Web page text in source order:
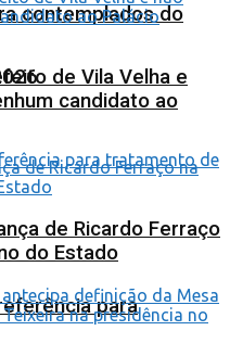
contemplados do
para
de Vila Velha e
candidato ao
de Ricardo Ferraço
do Estado